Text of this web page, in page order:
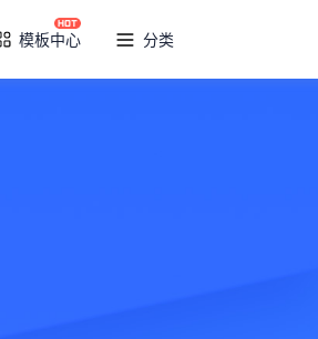
模板中心 分类